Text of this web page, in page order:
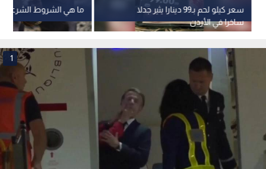
ما هي الشروط الشرعية
سعر كيلو لحم بـ99 دينارا يثير جدلا
ساخرا في الأردن
1